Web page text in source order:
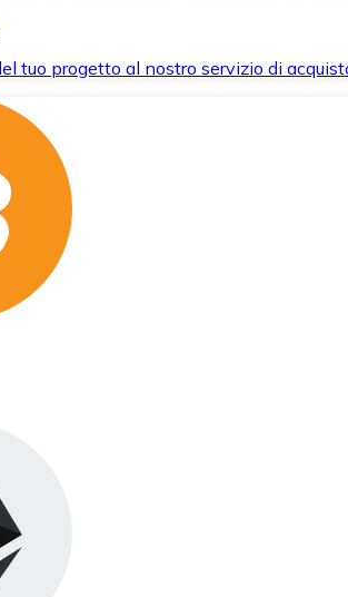
tuo progetto al nostro servizio di